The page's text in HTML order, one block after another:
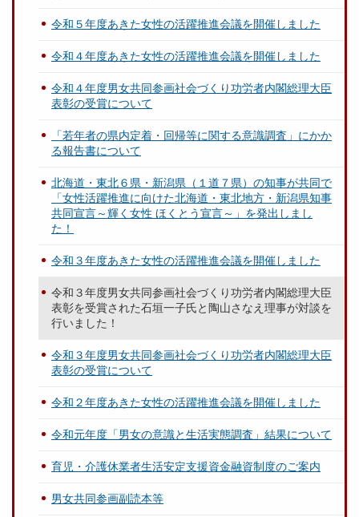
令和５年度あきた女性の活躍推進会議を開催しました
令和４年度あきた女性の活躍推進会議を開催しました
令和４年度男女共同参画社会づくり功労者内閣総理大臣
表彰の受賞について
「若年者の県内定着・回帰等に関する意識調査」にかか
る報告書について
北海道・東北６県・新潟県（１道７県）の知事が共同で
「女性活躍推進に向けた北海道・東北地方・新潟県知事
共同宣言～輝く女性 ほくとう宣言～」を発出しまし
た！
令和３年度あきた女性の活躍推進会議を開催しました
令和３年度男女共同参画社会づくり功労者内閣総理大臣
表彰を受賞された石垣一子氏と陶山さなえ理事が対談を
行いました！
令和３年度男女共同参画社会づくり功労者内閣総理大臣
表彰の受賞について
令和２年度あきた女性の活躍推進会議を開催しました
令和元年度「男女の意識と生活実態調査」結果について
育児・介護休業者生活安定支援資金融資制度のご案内
男女共同参画副読本等